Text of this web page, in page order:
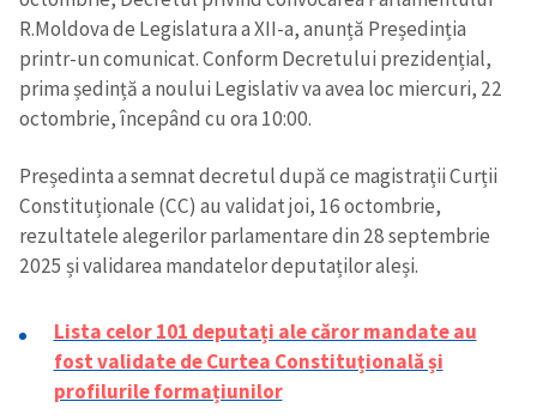
R.Moldova de Legislatura a XII-a, anunță Președinția
printr-un comunicat. Conform Decretului prezidențial,
prima ședință a noului Legislativ va avea loc miercuri, 22
octombrie, începând cu ora 10:00.
Președinta a semnat decretul după ce magistrații Curții
Constituționale (CC) au validat joi, 16 octombrie,
rezultatele alegerilor parlamentare din 28 septembrie
2025 și validarea mandatelor deputaților aleși.
Lista celor 101 deputați ale căror mandate au
fost validate de Curtea Constituțională și
profilurile formațiunilor
TRIMITE ȘTIREA